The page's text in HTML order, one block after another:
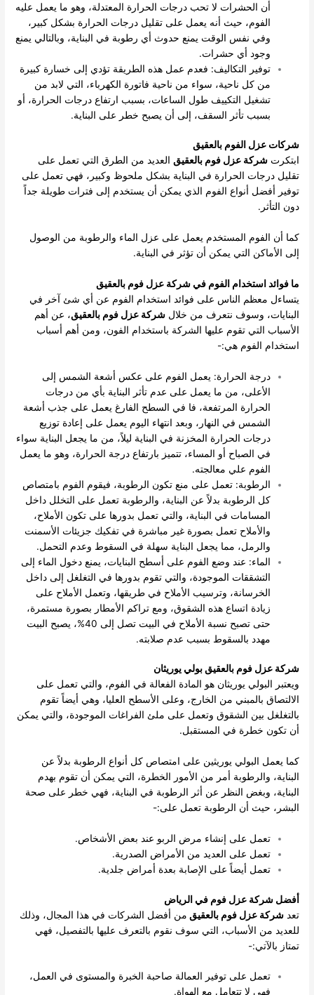
أن الحشرات لا تحب درجات الحرارة المعتدلة، وهو ما يعمل عليه
الفوم، حيث أنه يعمل على تقليل درجات الحرارة بشكل كبير،
وفي نفس الوقت يمنع حدوث أي رطوبة في البناية، وبالتالي يمنع
وجود أي حشرات.
توفير التكاليف: فعدم عمل هذه الطريقة تؤدي إلى خسارة كبيرة
من كل ناحية، سواء من ناحية فاتورة الكهرباء، التي لابد من
تشغيل التكييف طول الساعات، بسبب ارتفاع درجات الحرارة، أو
بسبب تأثر السقف، إلى أن يصبح خطر على البناية.
شركات عزل الفوم بالعقيق
ابتكرتشركة عزل فوم بالعقيق العديد من الطرق التي تعمل على
تقليل درجات الحرارة في البناية بشكل ملحوظ وكبير، فهي تعمل على
توفير أفضل أنواع الفوم الذي يمكن أن يستخدم إلى فترات طويلة جداً
دون التأثر.
كما أن الفوم المستخدم يعمل على عزل الماء والرطوبة من الوصول
إلى الأماكن التي يمكن أن تؤثر في البناية.
ما فوائد استخدام الفوم في شركة عزل فوم بالعقيق
يتساءل معظم الناس على فوائد استخدام الفوم عن أي شئ آخر في
البنايات، وسوف نتعرف من خلالشركة عزل فوم بالعقيق، عن أهم
الأسباب التي تقوم عليها الشركة باستخدام الفون، ومن أهم أسباب
استخدام الفوم هي:-
درجة الحرارة: يعمل الفوم على عكس أشعة الشمس إلى
الأعلى، من ما يعمل على عدم تأثر البناية بأي من درجات
الحرارة المرتفعة، فا في السطح الفارغ يعمل على جذب أشعة
الشمس في النهار، وبعد انتهاء اليوم يعمل على إعادة توزيع
درجات الحرارة المخزنة في البناية ليلاً، من ما يجعل البناية سواء
في الصباح أو المساء، تتميز بارتفاع درجة الحرارة، وهو ما يعمل
الفوم علي معالجته.
الرطوبة: تعمل على منع تكون الرطوبة، فيقوم الفوم بامتصاص
كل الرطوبة بدلاً عن البناية، والرطوبة تعمل على التخلل داخل
المسامات في البناية، والتي تعمل بدورها على تكون الأملاح،
والأملاح تعمل بصورة غير مباشرة في تفكيك جزيئات الأسمنت
والرمل، مما يجعل البناية سهلة في السقوط وعدم التحمل.
الماء: عند وضع الفوم على أسطح البنايات، يمنع دخول الماء إلى
التشققات الموجودة، والتي تقوم بدورها في التغلغل إلى داخل
الخرسانة، وترسيب الأملاح في طريقها، وتعمل الأملاح على
زيادة اتساع هذه الشقوق، ومع تراكم الأمطار بصورة مستمرة،
حتى تصبح نسبة الأملاح في البيت تصل إلى 40%، يصبح البيت
مهدد بالسقوط بسبب عدم صلابته.
شركة عزل فوم بالعقيق بولي يوريثان
ويعتبر البولي يوريثان هو المادة الفعالة في الفوم، والتي تعمل على
الالتصاق بالمبني من الخارج، وعلى الأسطح العليا، وهي أيضاً تقوم
بالتغلغل بين الشقوق وتعمل على ملئ الفراغات الموجودة، والتي يمكن
أن تكون خطرة في المستقبل.
كما يعمل البولي يوريثين على امتصاص كل أنواع الرطوبة بدلاً عن
البناية، والرطوبة أمر من الأمور الخطرة، التي يمكن أن تقوم بهدم
البناية، وبغض النظر عن أثر الرطوبة في البناية، فهي خطر على صحة
البشر، حيث أن الرطوبة تعمل على:-
تعمل على إنشاء مرض الربو عند بعض الأشخاص.
تعمل على العديد من الأمراض الصدرية.
تعمل أيضاً على الإصابة بعدة أمراض جلدية.
أفضل شركة عزل فوم في الرياض
تعدشركة عزل فوم بالعقيق من أفضل الشركات في هذا المجال، وذلك
للعديد من الأسباب، التي سوف نقوم بالتعرف عليها بالتفصيل، فهي
تمتاز بالآتي:-
تعمل على توفير العمالة صاحبة الخبرة والمستوى في العمل،
فهي لا تتعامل مع الهواة.